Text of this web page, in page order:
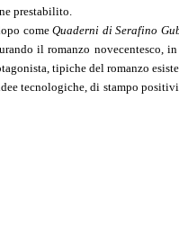
prestabilito.
comeQuaderni di Serafino
il romanzo
tipiche del romanzo
tecnologiche, di stampo